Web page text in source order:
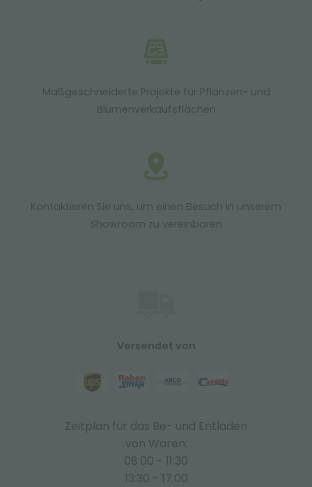
Maßgeschneiderte Projekte für Pflanzen- und
Blumenverkaufsflächen
Kontaktieren Sie uns, um einen Besuch in unserem
Showroom zu vereinbaren
Versendet von
Zeitplan für das Be- und Entladen
von Waren:
08:00 - 11:30
13:30 - 17:00